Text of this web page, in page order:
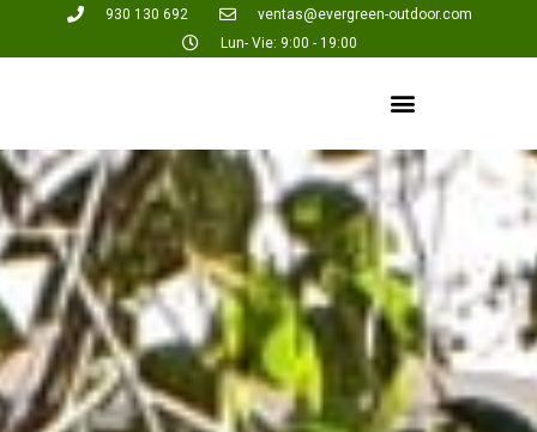
930 130 692
ventas@evergreen-outdoor.com
Lun- Vie: 9:00 - 19:00